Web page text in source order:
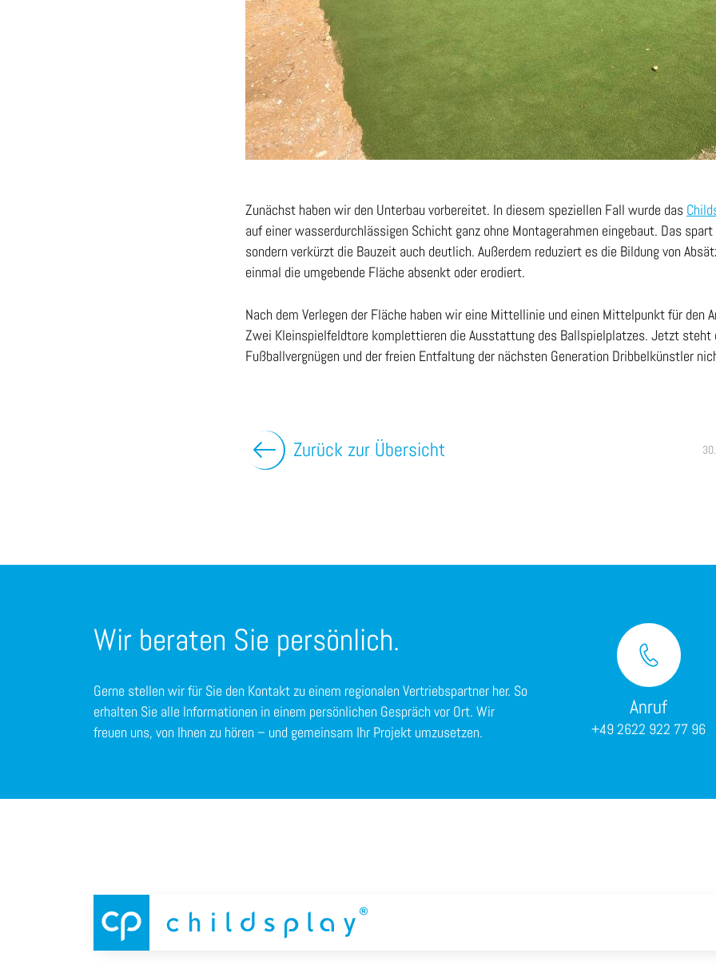
Zunächst haben wir den Unterbau vorbereitet. In diesem speziellen Fall wurde das
auf einer wasserdurchlässigen Schicht ganz ohne Montagerahmen eingebaut. Das
sondern verkürzt die Bauzeit auch deutlich. Außerdem reduziert es die Bildung von
einmal die umgebende Fläche absenkt oder erodiert.
Nach dem Verlegen der Fläche haben wir eine Mittellinie und einen Mittelpunkt für den
Zwei Kleinspielfeldtore komplettieren die Ausstattung des Ballspielplatzes. Jetzt steht
Fußballvergnügen und der freien Entfaltung der nächsten Generation Dribbelkünstler
Zurück zur Übersicht
Wir beraten Sie persönlich.
Gerne stellen wir für Sie den Kontakt zu einem regionalen Vertriebspartner her. So
erhalten Sie alle Informationen in einem persönlichen Gespräch vor Ort. Wir
freuen uns, von Ihnen zu hören – und gemeinsam Ihr Projekt umzusetzen.
Anruf
+49 2622 922 77 96